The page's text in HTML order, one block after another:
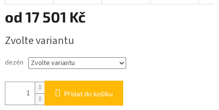
od 17 501 Kč
cena:
Zvolte variantu
dezén
Přidat do košíku